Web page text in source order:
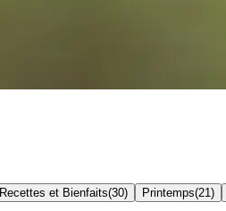
Recettes et Bienfaits(30) Printemps(21 )